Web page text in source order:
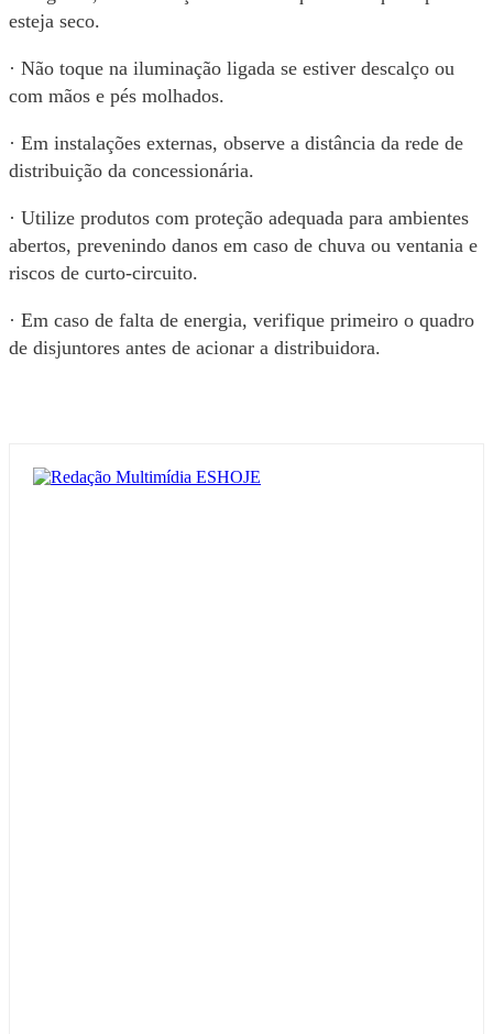
esteja seco.
· Não toque na iluminação ligada se estiver descalço ou
com mãos e pés molhados.
· Em instalações externas, observe a distância da rede de
distribuição da concessionária.
· Utilize produtos com proteção adequada para ambientes
abertos, prevenindo danos em caso de chuva ou ventania e
riscos de curto-circuito.
· Em caso de falta de energia, verifique primeiro o quadro
de disjuntores antes de acionar a distribuidora.